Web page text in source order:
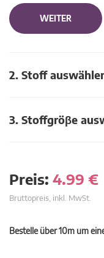
WEITER
2. Stoff
3. Stoffgröβe
Preis: 4.99 €
Bruttopreis, inkl. MwSt.
Bestelle über 10m um